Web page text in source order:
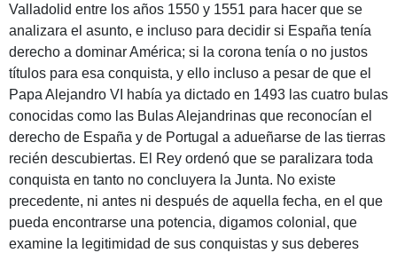
Valladolid entre los años 1550 y 1551 para hacer que se
analizara el asunto, e incluso para decidir si España tenía
derecho a dominar América; si la corona tenía o no justos
títulos para esa conquista, y ello incluso a pesar de que el
Papa Alejandro VI había ya dictado en 1493 las cuatro bulas
conocidas como las Bulas Alejandrinas que reconocían el
derecho de España y de Portugal a adueñarse de las tierras
recién descubiertas. El Rey ordenó que se paralizara toda
conquista en tanto no concluyera la Junta. No existe
precedente, ni antes ni después de aquella fecha, en el que
pueda encontrarse una potencia, digamos colonial, que
examine la legitimidad de sus conquistas y sus deberes